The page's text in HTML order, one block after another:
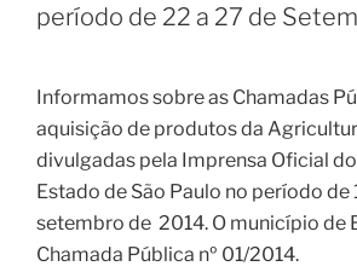
período de 22 a 27 de
Informamos sobre as Chamadas
aquisição de produtos da
divulgadas pela Imprensa Oficial
Estado de São Paulo no período de
setembro de 2014. O município de
Chamada Pública nº 01/2014.